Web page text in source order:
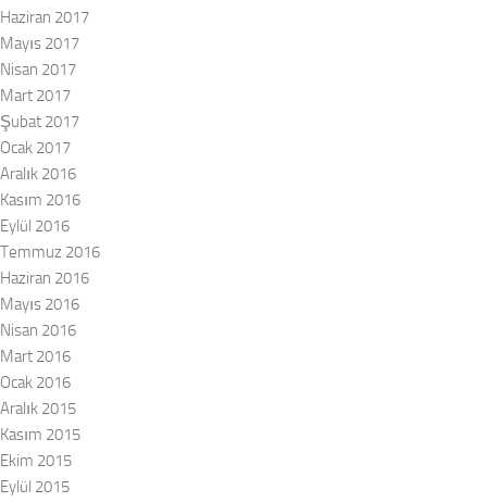
Haziran 2017
Mayıs 2017
Nisan 2017
Mart 2017
Şubat 2017
Ocak 2017
Aralık 2016
Kasım 2016
Eylül 2016
Temmuz 2016
Haziran 2016
Mayıs 2016
Nisan 2016
Mart 2016
Ocak 2016
Aralık 2015
Kasım 2015
Ekim 2015
Eylül 2015